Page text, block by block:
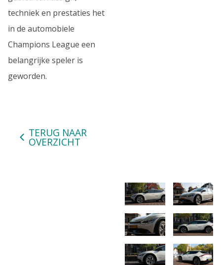
techniek en prestaties het
in de automobiele
Champions League een
belangrijke speler is
geworden.
TERUG NAAR
OVERZICHT